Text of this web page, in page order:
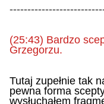
(25:43) Bardzo
Grzegorzu.
Tutaj zupełnie tak
pewna forma
wysłuchałem